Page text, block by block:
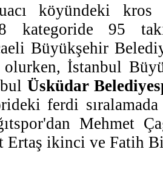
köyündeki kros
8 kategoride 95
Büyükşehir
İstanbul
Üsküdar
ferdi
Mehmet
Ertaş ikinci ve Fatih